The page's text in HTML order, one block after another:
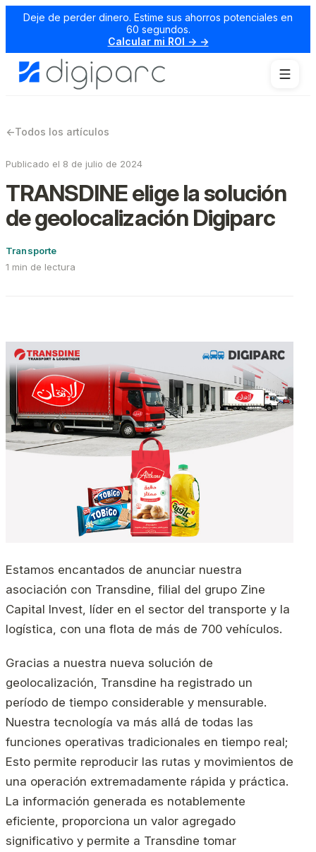
Deje de perder dinero. Estime sus ahorros potenciales en
60 segundos.
Calcular mi ROI → →
←Todos los artículos
Publicado el 8 de julio de 2024
TRANSDINE elige la solución
de geolocalización Digiparc
Transporte
1 min de lectura
Estamos encantados de anunciar nuestra
asociación con Transdine, filial del grupo Zine
Capital Invest, líder en el sector del transporte y la
logística, con una flota de más de 700 vehículos.
Gracias a nuestra nueva solución de
geolocalización, Transdine ha registrado un
período de tiempo considerable y mensurable.
Nuestra tecnología va más allá de todas las
funciones operativas tradicionales en tiempo real;
Esto permite reproducir las rutas y movimientos de
una operación extremadamente rápida y práctica.
La información generada es notablemente
eficiente, proporciona un valor agregado
significativo y permite a Transdine tomar